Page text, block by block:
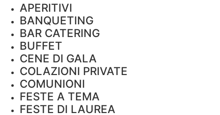
APERITIVI
BANQUETING
BAR CATERING
BUFFET
CENE DI GALA
COLAZIONI PRIVATE
COMUNIONI
FESTE A TEMA
FESTE DI LAUREA